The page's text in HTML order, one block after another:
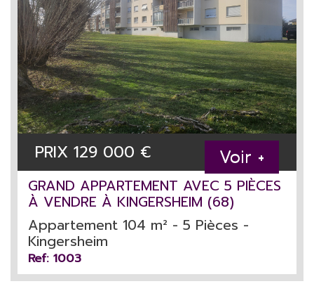
PRIX 129 000 € Voir +
GRAND APPARTEMENT AVEC 5 PIÈCES
À VENDRE À KINGERSHEIM (68)
Appartement 104 m² - 5 Pièces -
Kingersheim
Ref: 1003